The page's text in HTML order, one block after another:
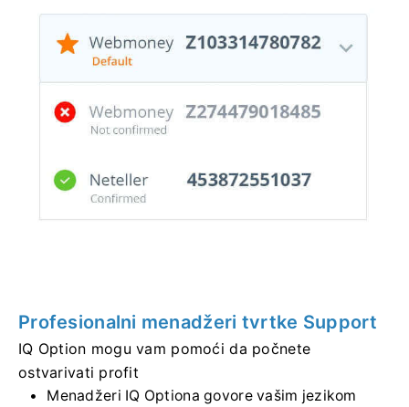
Profesionalni menadžeri tvrtke Support
IQ Option mogu vam pomoći da počnete
ostvarivati ​​profit
Menadžeri IQ Optiona govore vašim jezikom